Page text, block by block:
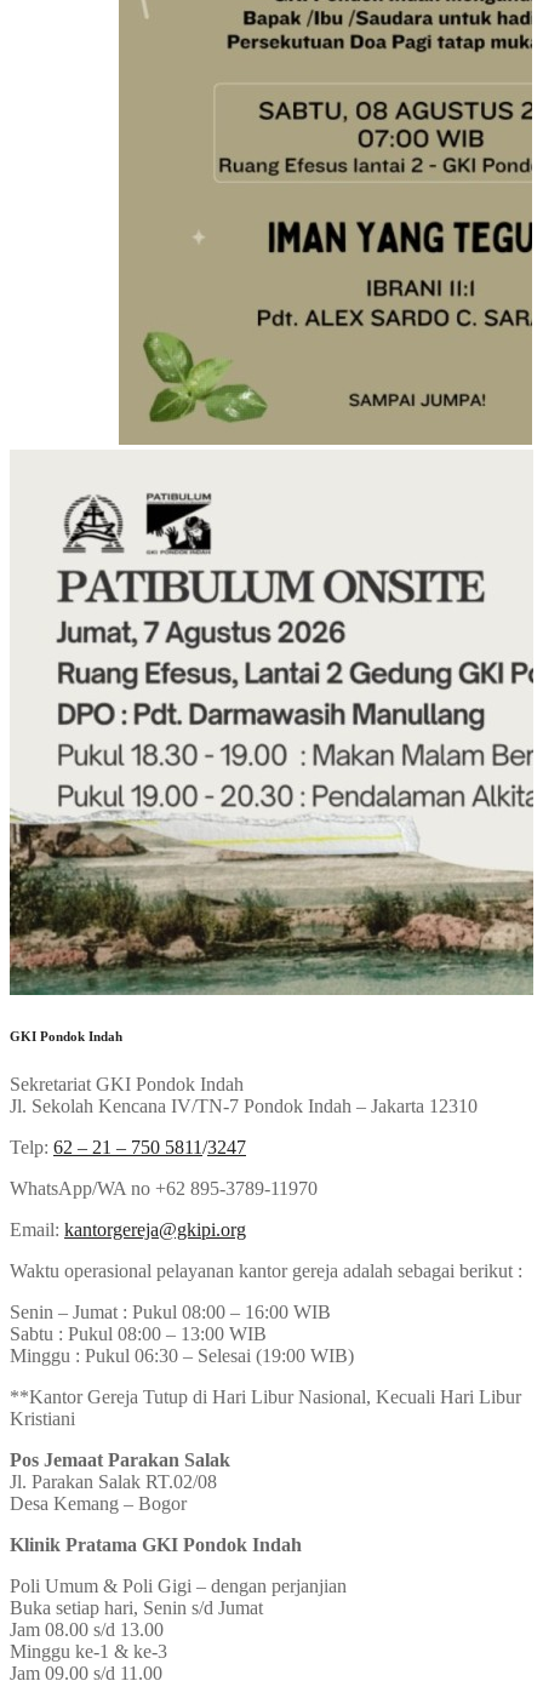
GKI Pondok Indah
Sekretariat GKI Pondok Indah
Jl. Sekolah Kencana IV/TN-7 Pondok Indah – Jakarta 12310
Telp: 62 – 21 – 750 5811/3247
WhatsApp/WA no +62 895-3789-11970
Email: kantorgereja@gkipi.org
Waktu operasional pelayanan kantor gereja adalah sebagai berikut :
Senin – Jumat : Pukul 08:00 – 16:00 WIB
Sabtu : Pukul 08:00 – 13:00 WIB
Minggu : Pukul 06:30 – Selesai (19:00 WIB)
**Kantor Gereja Tutup di Hari Libur Nasional, Kecuali Hari Libur
Kristiani
Pos Jemaat Parakan Salak
Jl. Parakan Salak RT.02/08
Desa Kemang – Bogor
Klinik Pratama GKI Pondok Indah
Poli Umum & Poli Gigi – dengan perjanjian
Buka setiap hari, Senin s/d Jumat
Jam 08.00 s/d 13.00
Minggu ke-1 & ke-3
Jam 09.00 s/d 11.00